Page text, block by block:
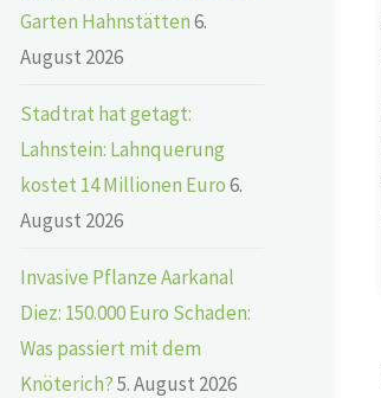
Garten Hahnstätten6.
August 2026
Stadtrat hat getagt:
Lahnstein: Lahnquerung
kostet 14 Millionen Euro6.
August 2026
Invasive Pflanze Aarkanal
Diez: 150.000 Euro Schaden:
Was passiert mit dem
Knöterich?5. August 2026